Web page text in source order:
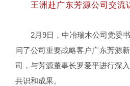
王洲赴广东芳源公司交流
2月9日，中冶瑞木公司党委
问了公司重要战略客户广东芳源
司，与芳源董事长罗爱平进行深
共识和成果。